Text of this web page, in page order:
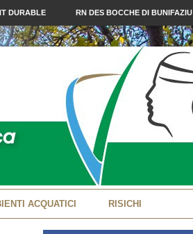
DURABLE RN DES BOCCHE DI BUNIFAZIU
ACQUATICI RISICHI